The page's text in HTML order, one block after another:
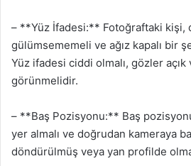
– **Yüz İfadesi:** Fotoğraftaki kişi,
gülümsememeli ve ağız kapalı bir
Yüz ifadesi ciddi olmalı, gözler
görünmelidir.
– **Baş Pozisyonu:** Baş
yer almalı ve doğrudan kameraya
döndürülmüş veya yan profilde